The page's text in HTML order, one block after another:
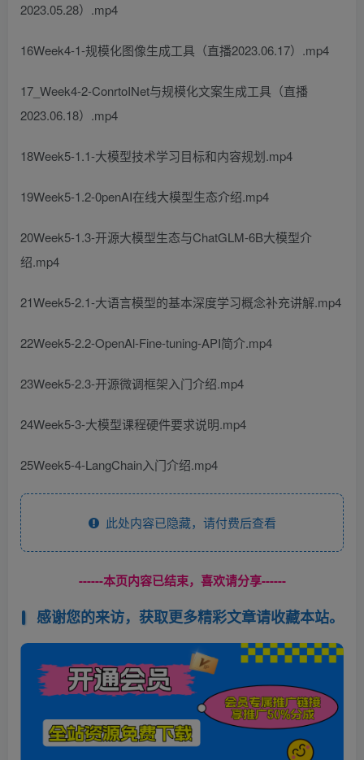
2023.05.28）.mp4
16Week4-1-规模化图像生成工具（直播2023.06.17）.mp4
17_Week4-2-ConrtoINet与规模化文案生成工具（直播
2023.06.18）.mp4
18Week5-1.1-大模型技术学习目标和内容规划.mp4
19Week5-1.2-0penAI在线大模型生态介绍.mp4
20Week5-1.3-开源大模型生态与ChatGLM-6B大模型介
绍.mp4
21Week5-2.1-大语言模型的基本深度学习概念补充讲解.mp4
22Week5-2.2-OpenAl-Fine-tuning-API简介.mp4
23Week5-2.3-开源微调框架入门介绍.mp4
24Week5-3-大模型课程硬件要求说明.mp4
25Week5-4-LangChain入门介绍.mp4
此处内容已隐藏，请付费后查看
------本页内容已结束，喜欢请分享------
感谢您的来访，获取更多精彩文章请收藏本站。